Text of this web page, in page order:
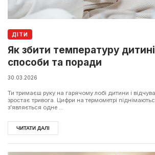
ДІТИ
Як збити температуру
способи та поради
30.03.2026
Ти тримаєш руку на гарячому лобі дитини і
зростає тривога. Цифри на термометрі
з’являється одне ...
ЧИТАТИ ДАЛІ